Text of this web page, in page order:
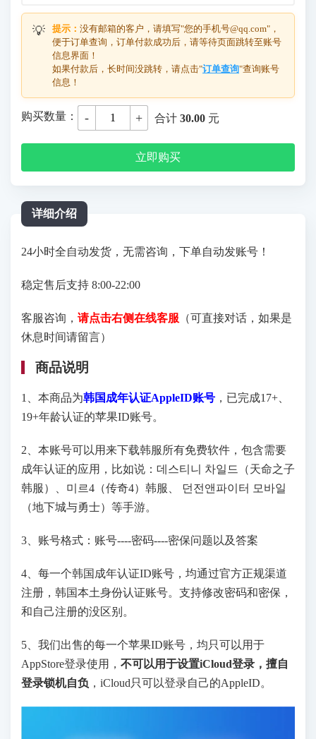
💡 提示： 没有邮箱的客户，请填写"您的手机号@qq.com"，
便于订单查询，订单付款成功后，请等待页面跳转至账号
信息界面！
如果付款后，长时间没跳转，请点击"订单查询"查询账号
信息！
购买数量： - + 合计 30.00 元
立即购买
详细介绍
24小时全自动发货，无需咨询，下单自动发账号！
稳定售后支持 8:00-22:00
客服咨询， 请点击右侧在线客服 （可直接对话，如果是
休息时间请留言）
商品说明
1、本商品为韩国成年认证AppleID账号 ，已完成17+、
19+年龄认证的苹果ID账号。
2、本账号可以用来下载韩服所有免费软件，包含需要
成年认证的应用，比如说：데스티니 차일드（天命之子
韩服）、미르4（传奇4）韩服、 던전앤파이터 모바일
（地下城与勇士）等手游。
3、账号格式：账号----密码----密保问题以及答案
4、每一个韩国成年认证ID账号，均通过官方正规渠道
注册，韩国本土身份认证账号。支持修改密码和密保，
和自己注册的没区别。
5、我们出售的每一个苹果ID账号，均只可以用于
AppStore登录使用， 不可以用于设置iCloud登录，擅自
登录锁机自负 ，iCloud只可以登录自己的AppleID。